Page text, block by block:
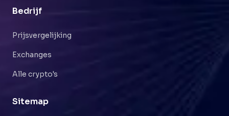
Bedrijf
Prijsvergelijking
Exchanges
Alle crypto's
Sitemap